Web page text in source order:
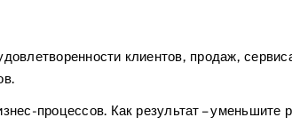
клиентов, продаж,
процессов. Как результат – уменьшите